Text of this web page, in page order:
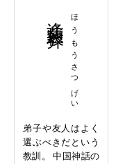
ほうもうさつげい
弟子や友人はよく
選ぶべきだという
教訓。 中国神話の